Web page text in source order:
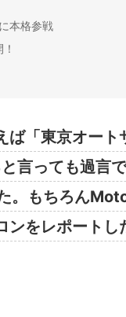
本格参戦
「東京オート
言っても過言
。もちろん
をレポートし